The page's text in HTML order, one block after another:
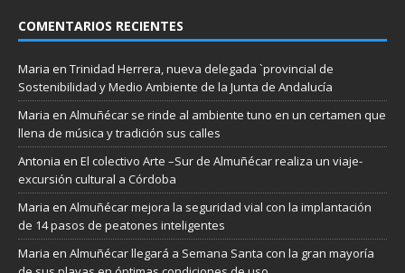
COMENTARIOS RECIENTES
Maria en Trinidad Herrera, nueva delegada `provincial de
Sostenibilidad y Medio Ambiente de la Junta de Andalucía
Maria en Almuñécar se rinde al ambiente tuno en un certamen que
llena de música y tradición sus calles
Antonia en El colectivo Arte –Sur de Almuñécar realiza un viaje-
excursión cultural a Córdoba
Maria en Almuñécar mejora la seguridad vial con la implantación
de 14 pasos de peatones inteligentes
Maria en Almuñécar llegará a Semana Santa con la gran mayoría